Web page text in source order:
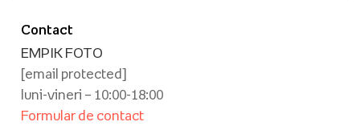
Contact
EMPIK FOTO
[email protected]
luni-vineri – 10:00-18:00
Formular de contact